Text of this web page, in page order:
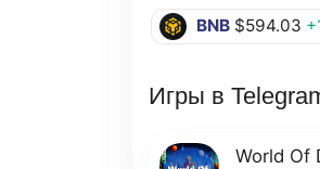
BNB $594.03
Игры в
World Of